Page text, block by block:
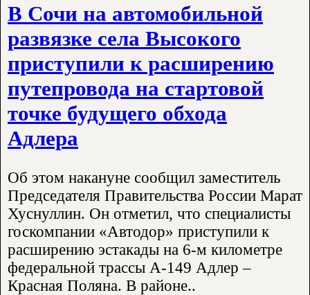
В Сочи на автомобильной
развязке села Высокого
приступили к расширению
путепровода на стартовой
точке будущего обхода
Адлера
Об этом накануне сообщил заместитель
Председателя Правительства России Марат
Хуснуллин. Он отметил, что специалисты
госкомпании «Автодор» приступили к
расширению эстакады на 6-м километре
федеральной трассы А-149 Адлер –
Красная Поляна. В районе..